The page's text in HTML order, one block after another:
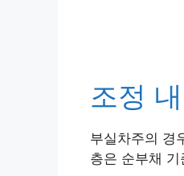
조정
부실차주의 경
층은 순부채